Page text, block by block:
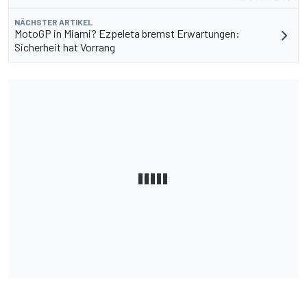
NÄCHSTER ARTIKEL
MotoGP in Miami? Ezpeleta bremst Erwartungen:
Sicherheit hat Vorrang